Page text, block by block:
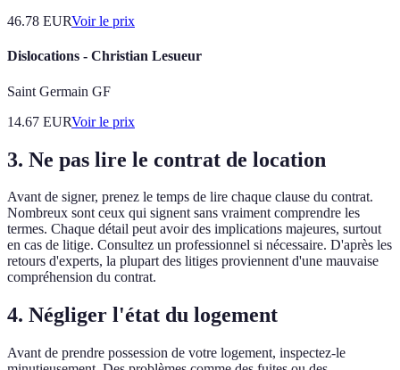
46.78 EURVoir le prix
Dislocations - Christian Lesueur
Saint Germain GF
14.67 EURVoir le prix
3. Ne pas lire le contrat de location
Avant de signer, prenez le temps de lire chaque clause du contrat.
Nombreux sont ceux qui signent sans vraiment comprendre les
termes. Chaque détail peut avoir des implications majeures, surtout
en cas de litige. Consultez un professionnel si nécessaire. D'après les
retours d'experts, la plupart des litiges proviennent d'une mauvaise
compréhension du contrat.
4. Négliger l'état du logement
Avant de prendre possession de votre logement, inspectez-le